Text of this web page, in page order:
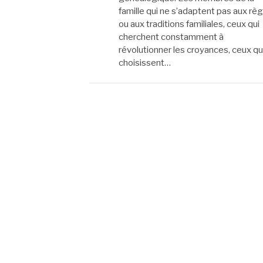
famille qui ne s’adaptent pas aux
ou aux traditions familiales, ceux qui
cherchent constamment à
révolutionner les croyances, ceux
choisissent…